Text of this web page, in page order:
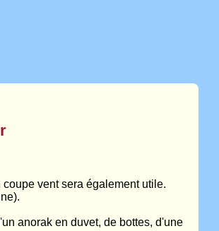
vent sera également utile.
anorak en duvet, de bottes, d'une